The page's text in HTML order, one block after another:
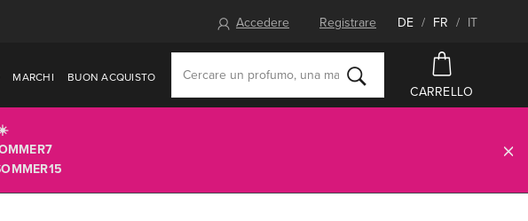
Accedere Registrare DE / FR / IT
MARCHI BUON ACQUISTO
CARRELLO